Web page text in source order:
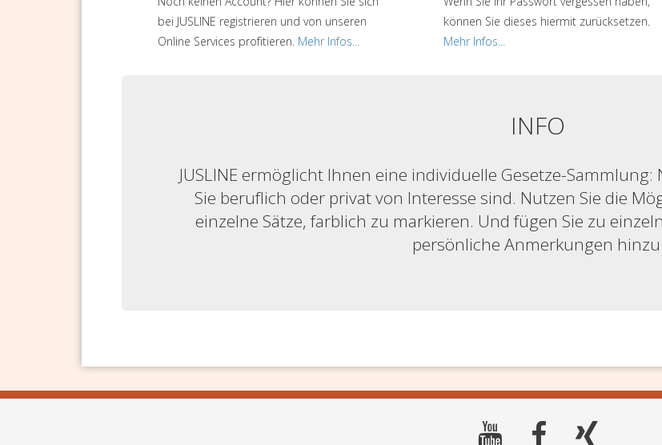
bei JUSLINE registrieren und von unseren
Online Services profitieren. Mehr Infos...
können Sie dieses hiermit zurücksetzen.
Mehr Infos...
INFO
JUSLINE ermöglicht Ihnen eine individuelle Gesetze-Sammlung:
Sie beruflich oder privat von Interesse sind. Nutzen Sie die
einzelne Sätze, farblich zu markieren. Und fügen Sie zu
persönliche Anmerkungen hinzu.